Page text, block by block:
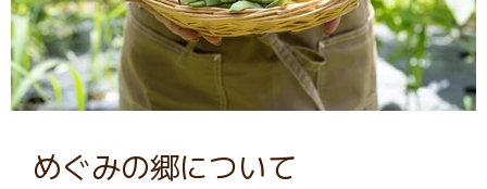
めぐみの郷について